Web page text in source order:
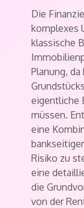
Die
komplexes
klassische
Planung,
eigentliche
müssen.
eine
Risiko zu
eine
die
von der